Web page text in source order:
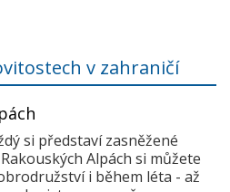
v zahraničí
si představí zasněžené
Alpách si můžete
i během léta - až